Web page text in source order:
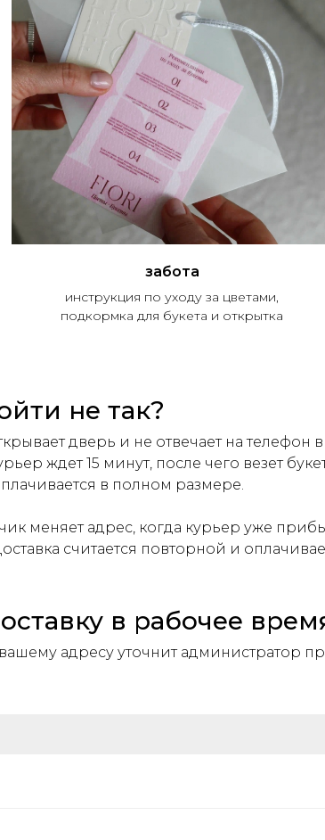
забота
инструкция по уходу за цветами,
подкормка для букета и открытка
не так?
дверь и не отвечает на телефон
ждет 15 минут, после чего везет
в полном размере.
меняет адрес, когда курьер уже
считается повторной и
в рабочее
адресу уточнит администратор